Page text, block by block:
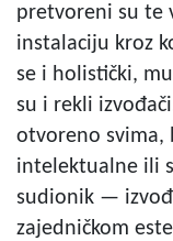
pretvoreni su te
instalaciju kroz
se i holistički,
su i rekli
otvoreno svima,
intelektualne ili
sudionik —
zajedničkom